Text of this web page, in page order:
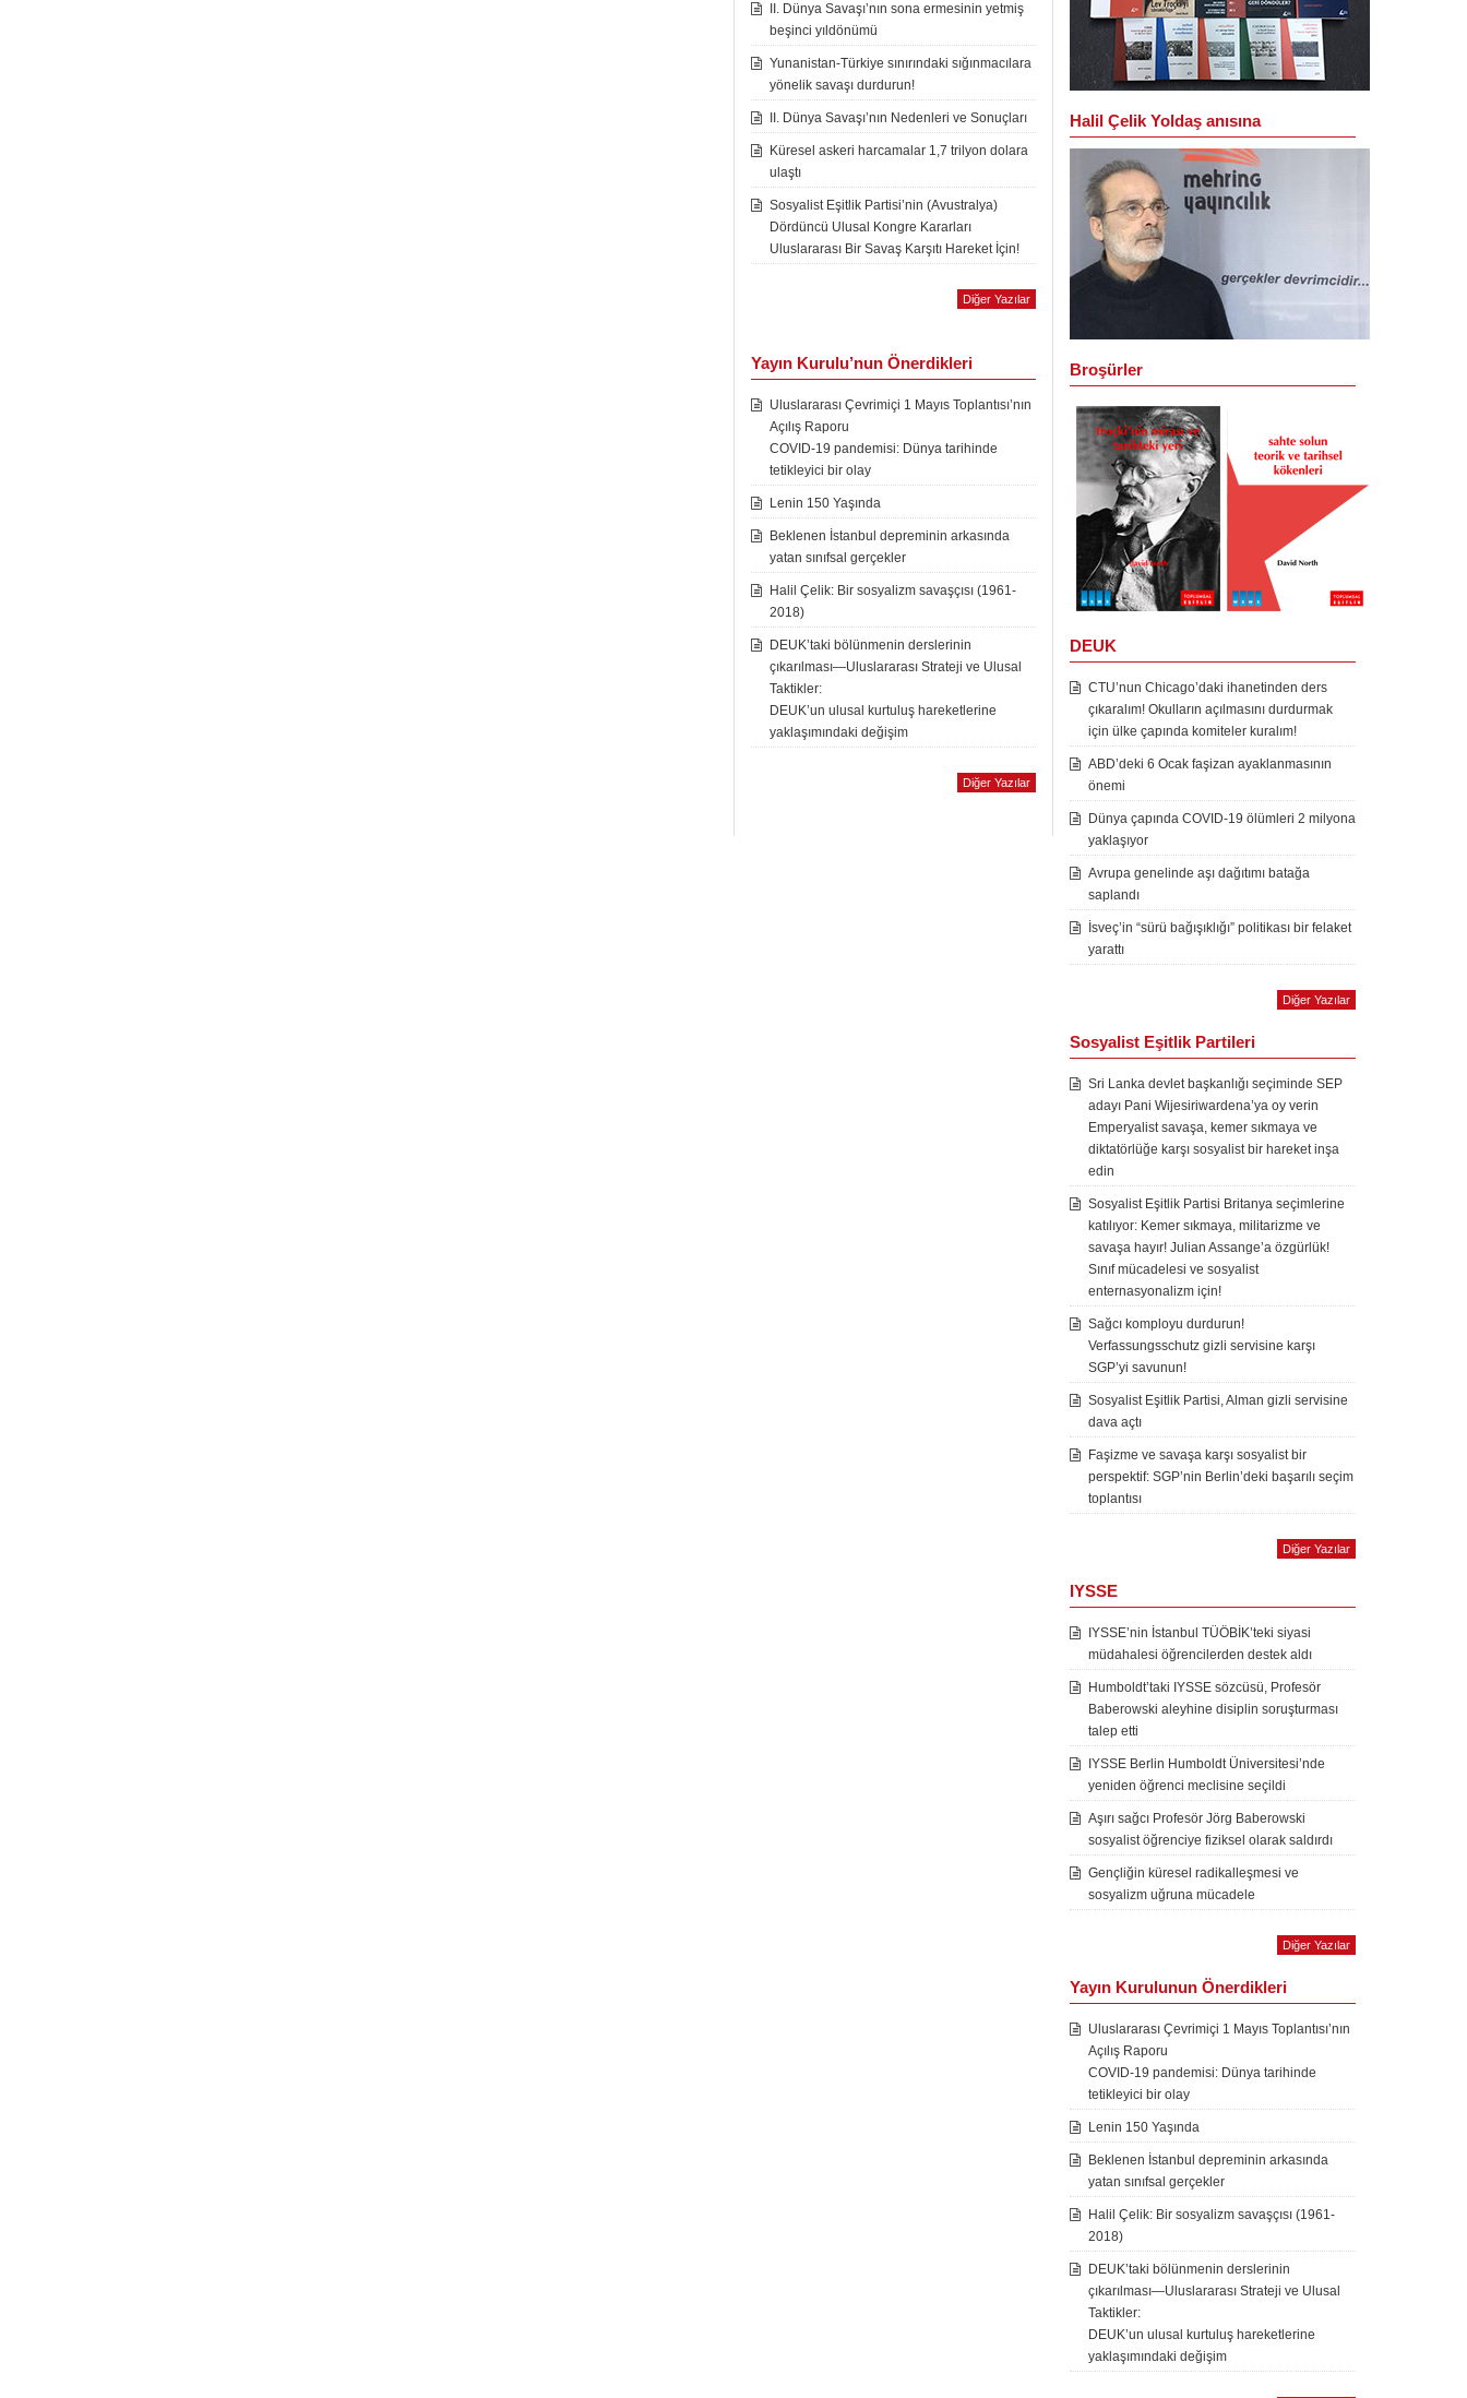
II. Dünya Savaşı’nın sona ermesinin yetmiş
beşinci yıldönümü
Yunanistan-Türkiye sınırındaki sığınmacılara
yönelik savaşı durdurun!
II. Dünya Savaşı’nın Nedenleri ve Sonuçları
Küresel askeri harcamalar 1,7 trilyon dolara
ulaştı
Sosyalist Eşitlik Partisi’nin (Avustralya)
Dördüncü Ulusal Kongre Kararları
Uluslararası Bir Savaş Karşıtı Hareket İçin!
Diğer Yazılar
Yayın Kurulu’nun Önerdikleri
Uluslararası Çevrimiçi 1 Mayıs Toplantısı’nın
Açılış Raporu
COVID-19 pandemisi: Dünya tarihinde
tetikleyici bir olay
Lenin 150 Yaşında
Beklenen İstanbul depreminin arkasında
yatan sınıfsal gerçekler
Halil Çelik: Bir sosyalizm savaşçısı (1961-
2018)
DEUK’taki bölünmenin derslerinin
çıkarılması—Uluslararası Strateji ve Ulusal
Taktikler:
DEUK’un ulusal kurtuluş hareketlerine
yaklaşımındaki değişim
Diğer Yazılar
Halil Çelik Yoldaş anısına
Broşürler
DEUK
CTU’nun Chicago’daki ihanetinden ders
çıkaralım! Okulların açılmasını durdurmak
için ülke çapında komiteler kuralım!
ABD’deki 6 Ocak faşizan ayaklanmasının
önemi
Dünya çapında COVID-19 ölümleri 2 milyona
yaklaşıyor
Avrupa genelinde aşı dağıtımı batağa
saplandı
İsveç’in “sürü bağışıklığı” politikası bir felaket
yarattı
Diğer Yazılar
Sosyalist Eşitlik Partileri
Sri Lanka devlet başkanlığı seçiminde SEP
adayı Pani Wijesiriwardena’ya oy verin
Emperyalist savaşa, kemer sıkmaya ve
diktatörlüğe karşı sosyalist bir hareket inşa
edin
Sosyalist Eşitlik Partisi Britanya seçimlerine
katılıyor: Kemer sıkmaya, militarizme ve
savaşa hayır! Julian Assange’a özgürlük!
Sınıf mücadelesi ve sosyalist
enternasyonalizm için!
Sağcı komployu durdurun!
Verfassungsschutz gizli servisine karşı
SGP’yi savunun!
Sosyalist Eşitlik Partisi, Alman gizli servisine
dava açtı
Faşizme ve savaşa karşı sosyalist bir
perspektif: SGP’nin Berlin’deki başarılı seçim
toplantısı
Diğer Yazılar
IYSSE
IYSSE’nin İstanbul TÜÖBİK’teki siyasi
müdahalesi öğrencilerden destek aldı
Humboldt’taki IYSSE sözcüsü, Profesör
Baberowski aleyhine disiplin soruşturması
talep etti
IYSSE Berlin Humboldt Üniversitesi’nde
yeniden öğrenci meclisine seçildi
Aşırı sağcı Profesör Jörg Baberowski
sosyalist öğrenciye fiziksel olarak saldırdı
Gençliğin küresel radikalleşmesi ve
sosyalizm uğruna mücadele
Diğer Yazılar
Yayın Kurulunun Önerdikleri
Uluslararası Çevrimiçi 1 Mayıs Toplantısı’nın
Açılış Raporu
COVID-19 pandemisi: Dünya tarihinde
tetikleyici bir olay
Lenin 150 Yaşında
Beklenen İstanbul depreminin arkasında
yatan sınıfsal gerçekler
Halil Çelik: Bir sosyalizm savaşçısı (1961-
2018)
DEUK’taki bölünmenin derslerinin
çıkarılması—Uluslararası Strateji ve Ulusal
Taktikler:
DEUK’un ulusal kurtuluş hareketlerine
yaklaşımındaki değişim